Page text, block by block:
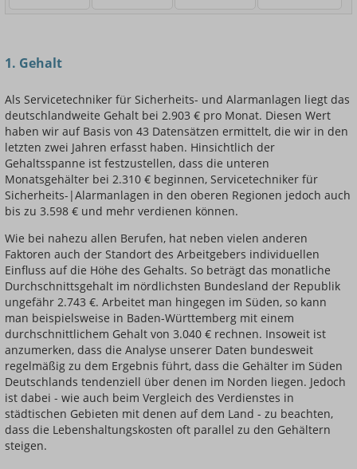
1. Gehalt
Als Servicetechniker für Sicherheits- und Alarmanlagen liegt das
deutschlandweite Gehalt bei 2.903 € pro Monat. Diesen Wert
haben wir auf Basis von 43 Datensätzen ermittelt, die wir in den
letzten zwei Jahren erfasst haben. Hinsichtlich der
Gehaltsspanne ist festzustellen, dass die unteren
Monatsgehälter bei 2.310 € beginnen, Servicetechniker für
Sicherheits-|Alarmanlagen in den oberen Regionen jedoch auch
bis zu 3.598 € und mehr verdienen können.
Wie bei nahezu allen Berufen, hat neben vielen anderen
Faktoren auch der Standort des Arbeitgebers individuellen
Einfluss auf die Höhe des Gehalts. So beträgt das monatliche
Durchschnittsgehalt im nördlichsten Bundesland der Republik
ungefähr 2.743 €. Arbeitet man hingegen im Süden, so kann
man beispielsweise in Baden-Württemberg mit einem
durchschnittlichem Gehalt von 3.040 € rechnen. Insoweit ist
anzumerken, dass die Analyse unserer Daten bundesweit
regelmäßig zu dem Ergebnis führt, dass die Gehälter im Süden
Deutschlands tendenziell über denen im Norden liegen. Jedoch
ist dabei - wie auch beim Vergleich des Verdienstes in
städtischen Gebieten mit denen auf dem Land - zu beachten,
dass die Lebenshaltungskosten oft parallel zu den Gehältern
steigen.